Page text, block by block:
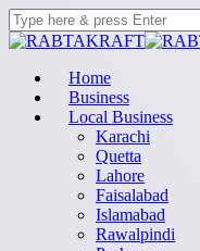
Home
Business
Local Business
Karachi
Quetta
Lahore
Faisalabad
Islamabad
Rawalpindi